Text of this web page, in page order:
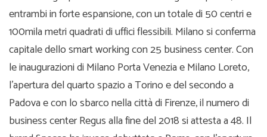
entrambi in forte espansione, con un totale di 50 centri e
100mila metri quadrati di uffici flessibili. Milano si conferma
capitale dello smart working con 25 business center. Con
le inaugurazioni di Milano Porta Venezia e Milano Loreto,
l’apertura del quarto spazio a Torino e del secondo a
Padova e con lo sbarco nella città di Firenze, il numero di
business center Regus alla fine del 2018 si attesta a 48. Il